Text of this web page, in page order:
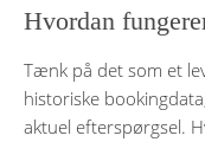
Hvordan
Tænk på det som et
historiske
aktuel efterspørgsel.